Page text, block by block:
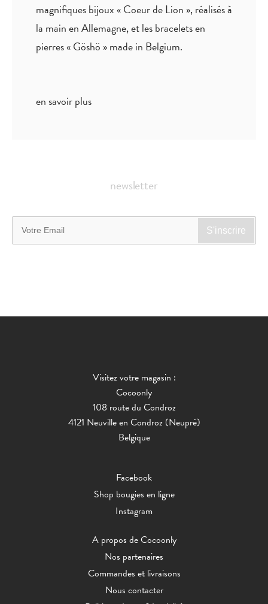
magnifiques bijoux « Coeur de Lion », réalisés à
la main en Allemagne, et les bracelets en
pierres « Göshö » made in Belgium.
en savoir plus
newsletter
Visitez votre magasin :
Cocoonly
108 route du Condroz
4121 Neuville en Condroz (Neupré)
Belgique
Facebook
Shop bougies en ligne
Instagram
A propos de Cocoonly
Nos partenaires
Commandes et livraisons
Nous contacter